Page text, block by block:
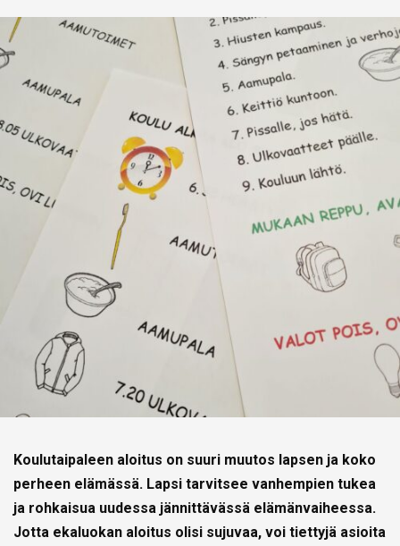
Koulutaipaleen aloitus on suuri muutos lapsen ja koko
perheen elämässä. Lapsi tarvitsee vanhempien tukea
ja rohkaisua uudessa jännittävässä elämänvaiheessa.
Jotta ekaluokan aloitus olisi sujuvaa, voi tiettyjä asioita